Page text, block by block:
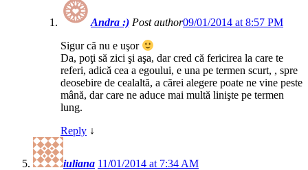
Andra :) Post author09/01/2014 at 8:57 PM
Sigur că nu e uşor
Da, poţi să zici şi aşa, dar cred că fericirea la care te
referi, adică cea a egoului, e una pe termen scurt, , spre
deosebire de cealaltă, a cărei alegere poate ne vine peste
mână, dar care ne aduce mai multă linişte pe termen
lung.
Reply ↓
iuliana 11/01/2014 at 7:34 AM